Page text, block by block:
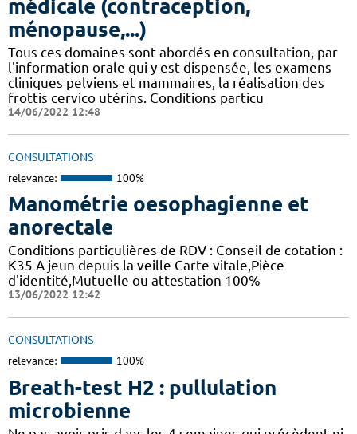
médicale (contraception,
ménopause,...)
Tous ces domaines sont abordés en consultation, par
l'information orale qui y est dispensée, les examens
cliniques pelviens et mammaires, la réalisation des
frottis cervico utérins. Conditions particu
14/06/2022 12:48
CONSULTATIONS
relevance: 100%
Manométrie oesophagienne et
anorectale
Conditions particulières de RDV : Conseil de cotation :
K35 A jeun depuis la veille Carte vitale,Pièce
d'identité,Mutuelle ou attestation 100%
13/06/2022 12:42
CONSULTATIONS
relevance: 100%
Breath-test H2 : pullulation
microbienne